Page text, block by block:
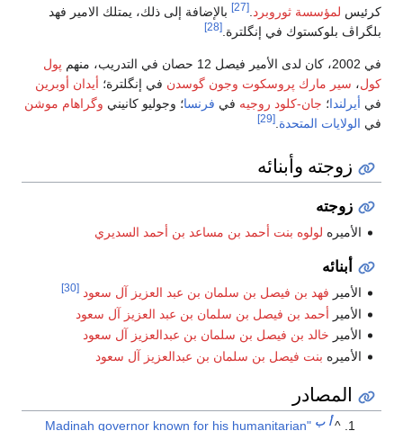
ثوروبرد.
بالإضافة إلى ذلك، يمتلك الامير فهد
في إنگلترة.[28]
پول
مارك پروسكوت وجون گوسدنفي إنگلترة؛أيدان أوبرين
جان-كلود روجيهفيفرنسا؛ وجوليو كانينيوگراهام موشن
المتحدة.
[29]
وأبنائه
لولوه بنت أحمد بن مساعد بن أحمد السديري
فهد بن فيصل بن سلمان بن عبد العزيز آل سعود
أحمد بن فيصل بن سلمان بن عبد العزيز آل سعود
خالد بن فيصل بن سلمان بن عبدالعزيز آل سعود
بنت فيصل بن سلمان بن عبدالعزيز آل سعود
"Madinah governor known for his humanitarian